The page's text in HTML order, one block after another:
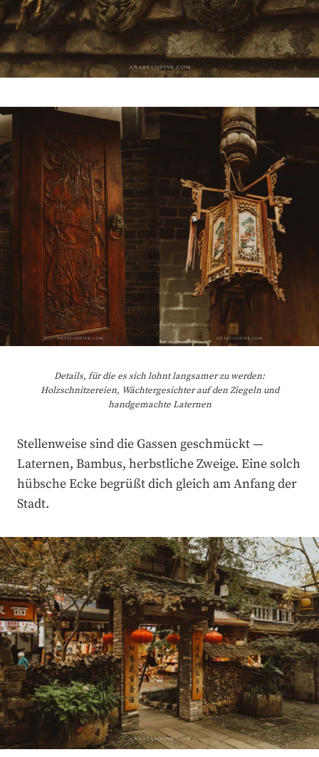
Details, für die es sich lohnt langsamer zu werden:
Holzschnitzereien, Wächtergesichter auf den Ziegeln und
handgemachte Laternen
Stellenweise sind die Gassen geschmückt —
Laternen, Bambus, herbstliche Zweige. Eine solch
hübsche Ecke begrüßt dich gleich am Anfang der
Stadt.